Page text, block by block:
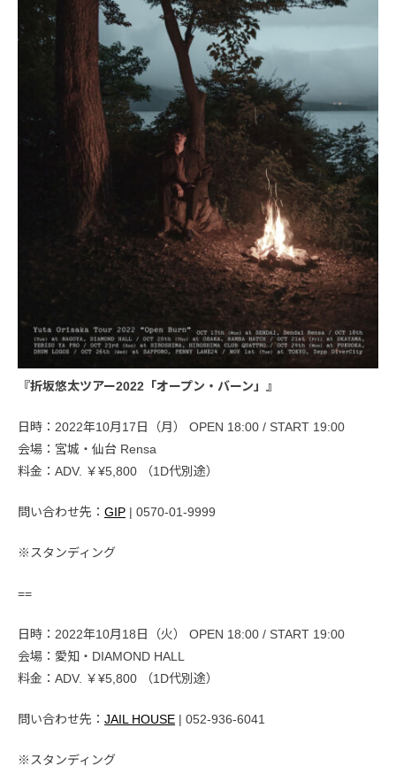
『折坂悠太ツアー2022「オープン・バーン」』
日時：2022年10月17日（月） OPEN 18:00 / START 19:00
会場：宮城・仙台 Rensa
料金：ADV. ￥¥5,800 （1D代別途）
問い合わせ先： GIP | 0570-01-9999
※スタンディング
==
日時：2022年10月18日（火） OPEN 18:00 / START 19:00
会場：愛知・DIAMOND HALL
料金：ADV. ￥¥5,800 （1D代別途）
問い合わせ先： JAIL HOUSE | 052-936-6041
※スタンディング